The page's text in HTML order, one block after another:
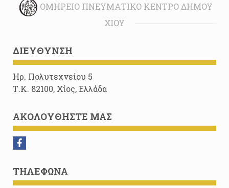
ΟΜΉΡΕΙΟ ΠΝΕΥΜΑΤΙΚΌ ΚΈΝΤΡΟ ΔΉΜΟΥ
ΧΊΟΥ
ΔΙΕΎΘΥΝΣΗ
Ηρ. Πολυτεχνείου 5
Τ.Κ. 82100, Χίος, Ελλάδα
ΑΚΟΛΟΥΘΉΣΤΕ ΜΑΣ
ΤΗΛΈΦΩΝΑ